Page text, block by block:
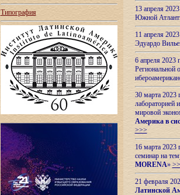
Типография
13 апреля
Южной
11 апреля
Эдуардо
6 апреля
Региональной
30 марта 2023
лабораторией
мировой
Америка в
>>>
16 марта 2023
семинар на
MORENA»
21 февраля
Латинской